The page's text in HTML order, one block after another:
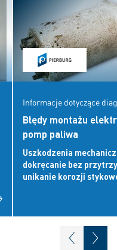
Informacje dotyczące
Błędy montażu
pomp paliwa
Uszkodzenia
dokręcanie bez
unikanie korozji